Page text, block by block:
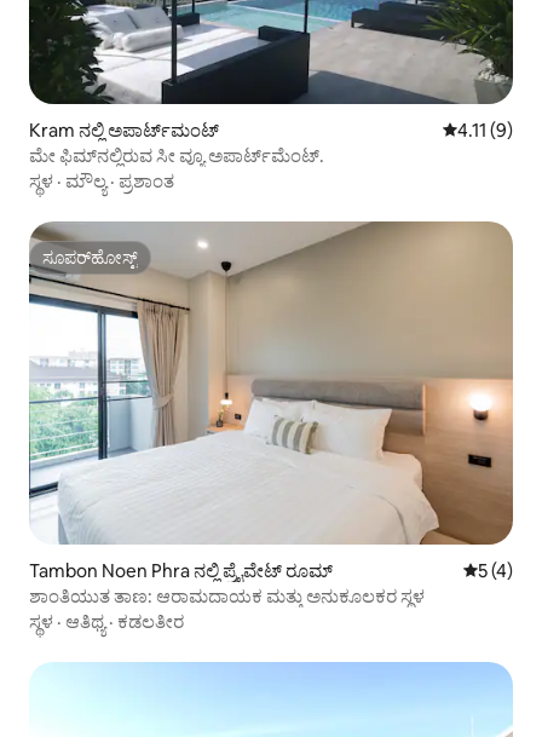
Kram ನಲ್ಲಿ ಅಪಾರ್ಟ್‌ಮಂಟ್ 5 ರಲ್ಲಿ 4.11
4.11 (9)
ಮೇ ಫಿಮ್‌ನಲ್ಲಿರುವ ಸೀ ವ್ಯೂ ಅಪಾರ್ಟ್‌ಮೆಂಟ್.
ಸ್ಥಳ · ಮೌಲ್ಯ· ಪ್ರಶಾಂತ
ಸೂಪರ್‌ಹೋಸ್ಟ್
ಸೂಪರ್‌ಹೋಸ್ಟ್
Tambon Noen Phra ನಲ್ಲಿ ಪ್ರೈವೇಟ್ ರೂಮ್ 5 ರಲ್ಲಿ 5
5 (4)
ಶಾಂತಿಯುತ ತಾಣ: ಆರಾಮದಾಯಕ ಮತ್ತು ಅನುಕೂಲಕರ ಸ್ಥಳ
ಸ್ಥಳ · ಆತಿಥ್ಯ· ಕಡಲತೀರ